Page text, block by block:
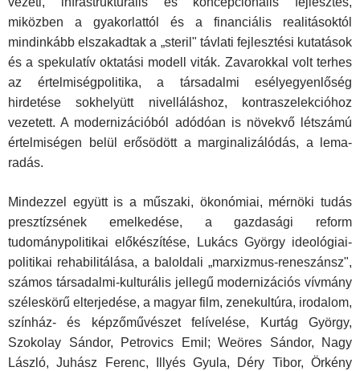
miközben a gyakorlattól és a financiális realitásoktól
mindinkább elszakad­tak a „steril" távlati fejlesztési kutatások
és a spekulatív oktatási modell viták. Zavarokkal volt terhes
az értelmiségpolitika, a társa­dalmi esélyegyenlőség
hirdetése sokhelyütt nivelláláshoz, kont­raszelekcióhoz
vezetett. A modernizációból adódóan is növekvő létszámú
értelmiségen belül erősödött a marginalizálódás, a lema­
radás.
Mindezzel együtt is a műszaki, ökonómiai, mérnöki tudás
presztízsének emelkedése, a gazdasági reform
tudománypolitikai előkészítése, Lukács György ideológiai-
politikai rehabilitálása, a baloldali „marxizmus-reneszánsz",
számos társadalmi-kulturális jellegű modernizációs vívmány
széleskörű elterjedése, a magyar film, zenekultúra, irodalom,
színház- és képzőművészet felívelése, Kurtág György,
Szokolay Sándor, Petrovics Emil; Weöres Sándor, Nagy
László, Juhász Ferenc, Illyés Gyula, Déry Tibor, Örkény